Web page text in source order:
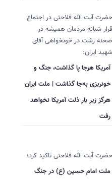
حضرت آیت الله فلاحتی در اجتماع
قرار شبانه مردمان همیشه در
صحنه رشت در خونخواهی آقای
شهید ایران:
آمریکا هرجا پا گذاشت، جنگ و
خونریزی به‌جا گذاشت | ملت ایران
هرگز زیر بار ذلت آمریکا نخواهد
رفت
حضرت آیت الله فلاحتی تاکید کرد؛
ملت امام حسین (ع) در جنگ